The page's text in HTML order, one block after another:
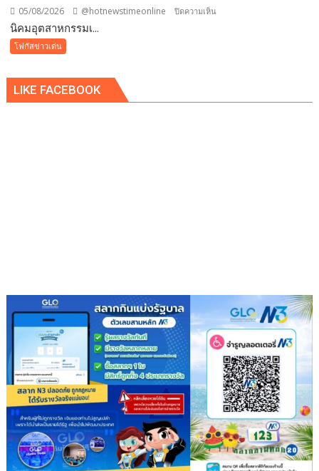
05/08/2026 @hotnewstimeonline ปิดความเห็น
ซ์
ความ
มั่นคง
ระบบ
สาธารณูปโภค
รองรับ
การ
เติบโต
เขต
พัฒนา
พิเศษ
ภาค
​นิคมอุตสาหกรรมเ...
โฟกัสข่าวเด่น
LIKE FACEBOOK